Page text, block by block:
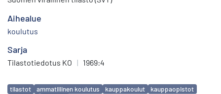
Aihealue
koulutus
Sarja
Tilastotiedotus KO | 1969:4
Avainsanat
tilastot ammatillinen koulutus kauppakoulut
kauppaopistot